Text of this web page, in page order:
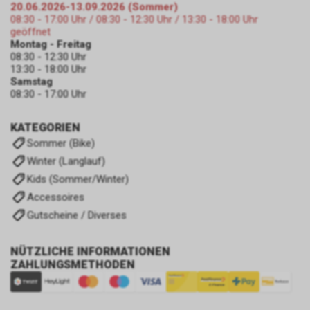
KATEGORIEN
Sommer (Bike)
Winter (Langlauf)
Kids (Sommer/Winter)
Accessoires
Gutscheine / Diverses
NÜTZLICHE INFORMATIONEN
ZAHLUNGSMETHODEN
20.06.2026-13.09.2026 (Sommer)
08:30 - 17:00 Uhr / 08:30 - 12:30 Uhr / 13:30 - 18:00 Uhr
geöffnet
Montag - Freitag
08:30 - 12:30 Uhr
13:30 - 18:00 Uhr
Samstag
08:30 - 17:00 Uhr